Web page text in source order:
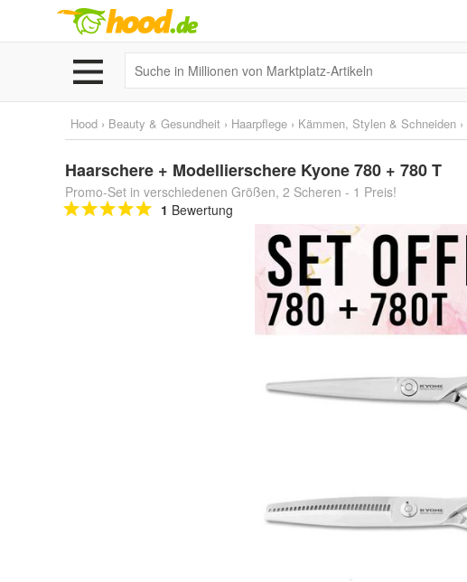
Hood › Beauty & Gesundheit › Haarpflege › Kämmen, Stylen & Schneiden ›
Haarschere + Modellierschere Kyone 780 + 780 T
Promo-Set in verschiedenen Größen, 2 Scheren - 1 Preis!
1 Bewertung